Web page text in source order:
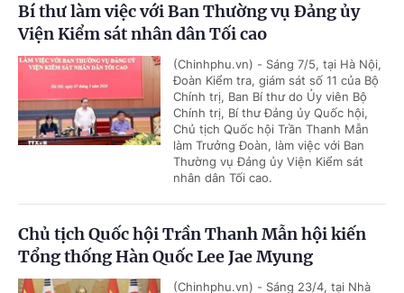
Bí thư làm việc với Ban Thường vụ Đảng ủy
Viện Kiểm sát nhân dân Tối cao
(Chinhphu.vn) - Sáng 7/5, tại Hà Nội,
Đoàn Kiểm tra, giám sát số 11 của Bộ
Chính trị, Ban Bí thư do Ủy viên Bộ
Chính trị, Bí thư Đảng ủy Quốc hội,
Chủ tịch Quốc hội Trần Thanh Mẫn
làm Trưởng Đoàn, làm việc với Ban
Thường vụ Đảng ủy Viện Kiểm sát
nhân dân Tối cao.
Chủ tịch Quốc hội Trần Thanh Mẫn hội kiến
Tổng thống Hàn Quốc Lee Jae Myung
(Chinhphu.vn) - Sáng 23/4, tại Nhà